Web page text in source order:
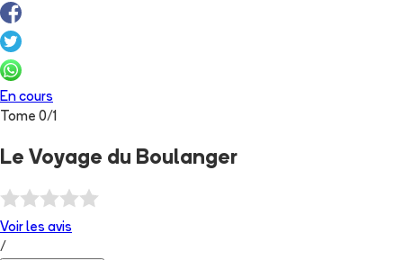
En cours
Tome 0/1
Le Voyage du Boulanger
Voir les avis
/